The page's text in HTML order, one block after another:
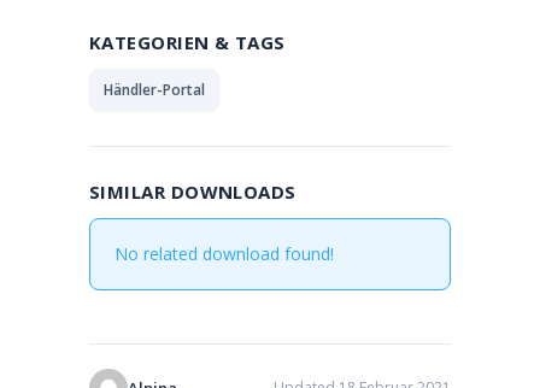
KATEGORIEN & TAGS
Händler-Portal
SIMILAR DOWNLOADS
No related download found!